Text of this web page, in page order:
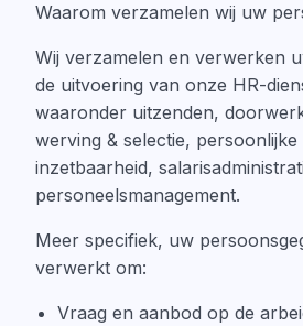
Waarom verzamelen wij uw
Wij verzamelen en verwerken
de uitvoering van onze HR-
waaronder uitzenden,
werving & selectie,
inzetbaarheid,
personeelsmanagement.
Meer specifiek, uw
verwerkt om:
Vraag en aanbod op de